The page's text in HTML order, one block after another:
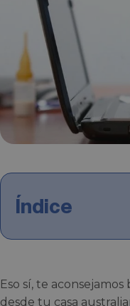
Índice
Eso sí, te
desde tu casa